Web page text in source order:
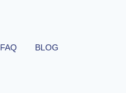
FAQ BLOG